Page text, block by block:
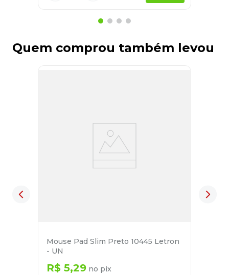
Quem comprou também levou
Mouse Pad Slim Preto 10445 Letron
- UN
R$ 5,29 no pix